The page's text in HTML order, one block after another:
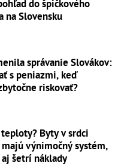
do špičkového
na Slovensku
správanie Slovákov:
s peniazmi, keď
riskovať?
Byty v srdci
výnimočný systém,
šetrí náklady